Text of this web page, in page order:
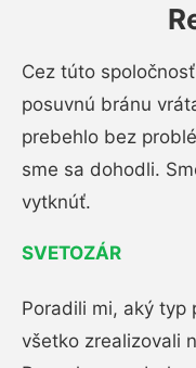
Cez túto
posuvnú bránu
prebehlo bez
sme sa dohodli.
vytknúť.
SVETOZÁR
Poradili mi, aký typ
všetko zrealizovali